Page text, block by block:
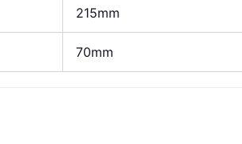
215mm
70mm